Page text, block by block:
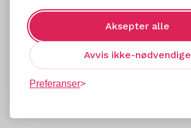
Aksepter alle
Avvis ikke-nødvendige
Preferanser